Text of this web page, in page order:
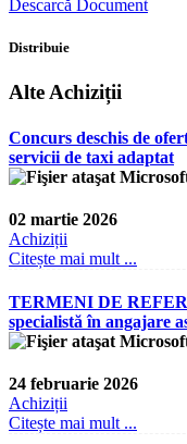
Descarcă Document
Distribuie
Alte Achiziții
Concurs deschis de
servicii de taxi adaptat
02 martie 2026
Achiziții
Citește mai mult ...
TERMENI DE
specialistă în angajare
24 februarie 2026
Achiziții
Citește mai mult ...